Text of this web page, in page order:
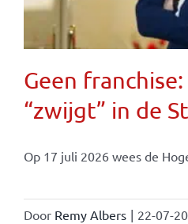
Geen
“zwijgt” in de
Op 17 juli 2026 wees de
Door Remy Albers | 22-07-